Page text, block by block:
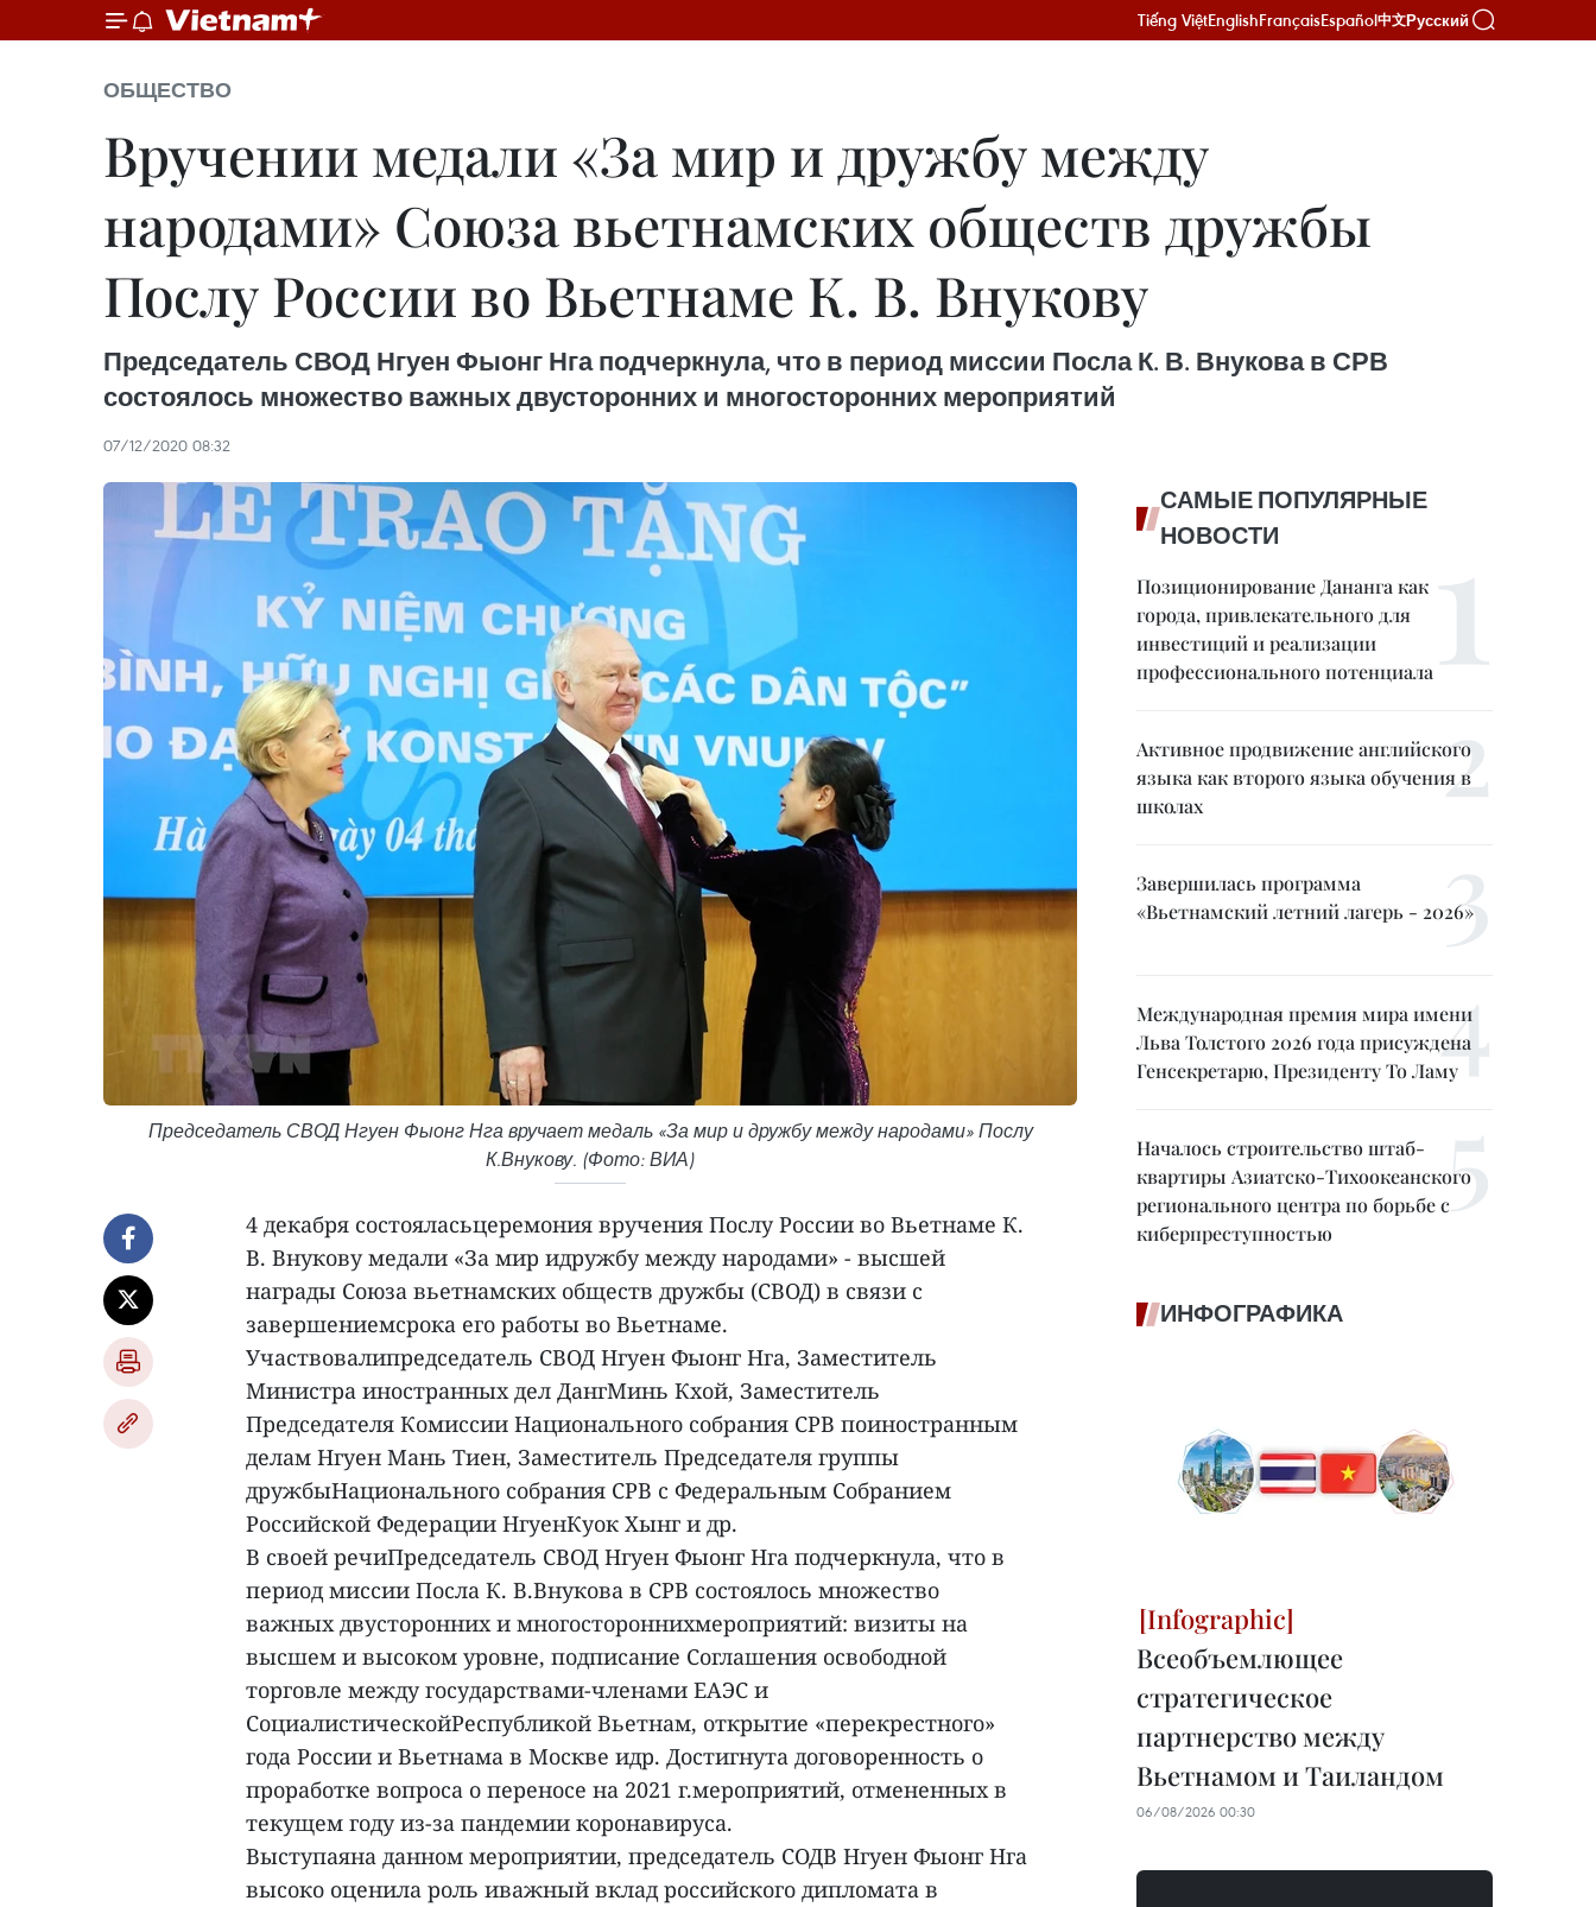
Tiếng ViệtEnglishFrançaisEspañol中文Русский
ОБЩЕСТВО
Вручении медали «За мир и дружбу между
народами» Союза вьетнамских обществ дружбы
Послу России во Вьетнаме К. В. Внукову
Председатель СВОД Нгуен Фыонг Нга подчеркнула, что в период миссии Посла К. В. Внукова в СРВ
состоялось множество важных двусторонних и многосторонних мероприятий
07/12/2020 08:32
Председатель СВОД Нгуен Фыонг Нга вручает медаль «За мир и дружбу между народами» Послу
К.Внукову. (Фото: ВИА)
4 декабря состояласьцеремония вручения Послу России во Вьетнаме К.
В. Внукову медали «За мир идружбу между народами» - высшей
награды Союза вьетнамских обществ дружбы (СВОД) в связи с
завершениемсрока его работы во Вьетнаме.
Участвовалипредседатель СВОД Нгуен Фыонг Нга, Заместитель
Министра иностранных дел ДангМинь Кхой, Заместитель
Председателя Комиссии Национального собрания СРВ поиностранным
делам Нгуен Мань Тиен, Заместитель Председателя группы
дружбыНационального собрания СРВ с Федеральным Собранием
Российской Федерации НгуенКуок Хынг и др.
В своей речиПредседатель СВОД Нгуен Фыонг Нга подчеркнула, что в
период миссии Посла К. В.Внукова в СРВ состоялось множество
важных двусторонних и многостороннихмероприятий: визиты на
высшем и высоком уровне, подписание Соглашения освободной
торговле между государствами-членами ЕАЭС и
СоциалистическойРеспубликой Вьетнам, открытие «перекрестного»
года России и Вьетнама в Москве идр. Достигнута договоренность о
проработке вопроса о переносе на 2021 г.мероприятий, отмененных в
текущем году из-за пандемии коронавируса.
Выступаяна данном мероприятии, председатель СОДВ Нгуен Фыонг Нга
высоко оценила роль иважный вклад российского дипломата в
САМЫЕ ПОПУЛЯРНЫЕ
НОВОСТИ
Позиционирование Дананга как
города, привлекательного для
инвестиций и реализации
профессионального потенциала
Активное продвижение английского
языка как второго языка обучения в
школах
Завершилась программа
«Вьетнамский летний лагерь - 2026»
Международная премия мира имени
Льва Толстого 2026 года присуждена
Генсекретарю, Президенту То Ламу
Началось строительство штаб-
квартиры Азиатско-Тихоокеанского
регионального центра по борьбе с
киберпреступностью
ИНФОГРАФИКА
Всеобъемлющее
стратегическое
партнерство между
Вьетнамом и Таиландом
06/08/2026 00:30